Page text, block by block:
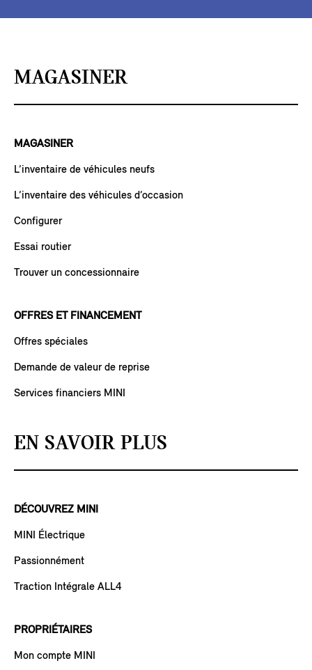
MAGASINER
MAGASINER
L’inventaire de véhicules neufs
L’inventaire des véhicules d’occasion
Configurer
Essai routier
Trouver un concessionnaire
OFFRES ET FINANCEMENT
Offres spéciales
Demande de valeur de reprise
Services financiers MINI
EN SAVOIR PLUS
DÉCOUVREZ MINI
MINI Électrique
Passionnément
Traction Intégrale ALL4
PROPRIÉTAIRES
Mon compte MINI